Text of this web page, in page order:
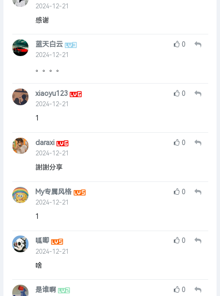
2024-12-21
感谢
蓝天白云
2024-12-21
0
。。。。
xiaoyu123
2024-12-21
0
1
daraxi
2024-12-21
0
謝謝分享
My专属风格
2024-12-21
0
1
呱唧
2024-12-21
0
啥
是谁啊 0